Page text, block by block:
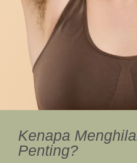
Kenapa
Penting?